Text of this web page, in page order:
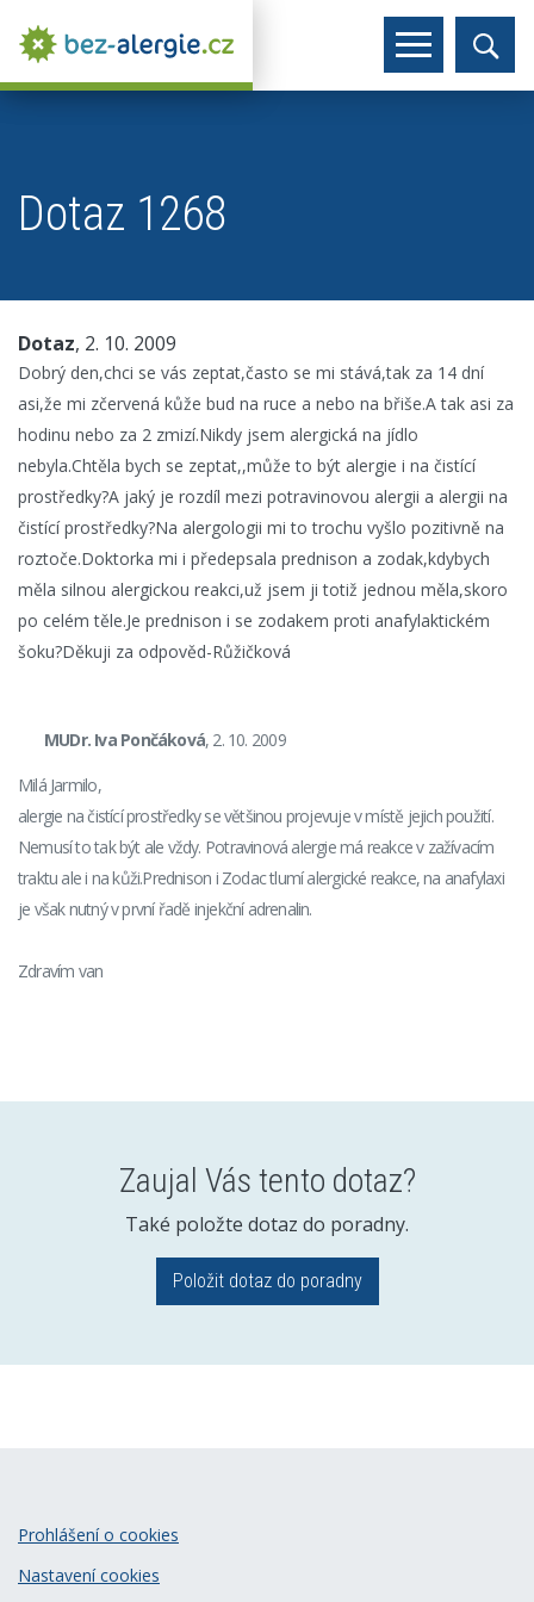
Dotaz 1268
Dotaz, 2. 10. 2009
Dobrý den,chci se vás zeptat,často se mi stává,tak za 14 dní
asi,že mi zčervená kůže bud na ruce a nebo na břiše.A tak asi za
hodinu nebo za 2 zmizí.Nikdy jsem alergická na jídlo
nebyla.Chtěla bych se zeptat,,může to být alergie i na čistící
prostředky?A jaký je rozdíl mezi potravinovou alergii a alergii na
čistící prostředky?Na alergologii mi to trochu vyšlo pozitivně na
roztoče.Doktorka mi i předepsala prednison a zodak,kdybych
měla silnou alergickou reakci,už jsem ji totiž jednou měla,skoro
po celém těle.Je prednison i se zodakem proti anafylaktickém
šoku?Děkuji za odpověd-Růžičková
MUDr. Iva Pončáková, 2. 10. 2009
Milá Jarmilo,
alergie na čistící prostředky se většinou projevuje v místě jejich použití.
Nemusí to tak být ale vždy. Potravinová alergie má reakce v zažívacím
traktu ale i na kůži.Prednison i Zodac tlumí alergické reakce, na anafylaxi
je však nutný v první řadě injekční adrenalin.
Zdravím van
Zaujal Vás tento dotaz?
Také položte dotaz do poradny.
Položit dotaz do poradny
Prohlášení o cookies
Nastavení cookies